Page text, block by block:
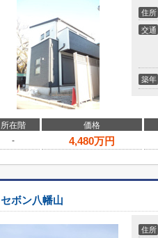
住所
交通
築年
所在階 価格
-
4,480万円
セボン八幡山
住所